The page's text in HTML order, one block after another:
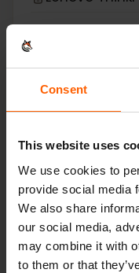
Consent
This website uses
We use cookies to
provide social media
We also share
our social media,
may combine it with
to them or that
eSIM 호환 기
Microsoft
Microsoft